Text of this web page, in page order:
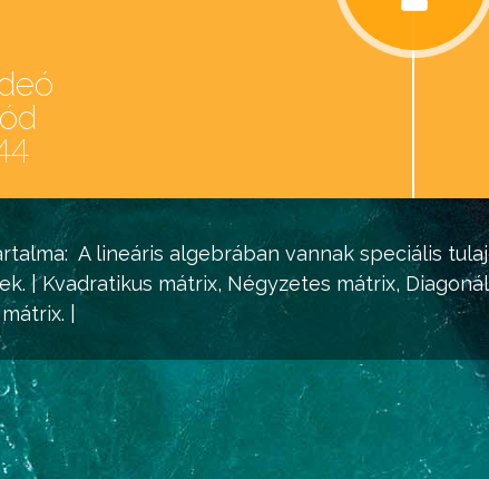
A lineáris algebrában vannak speciális
| Kvadratikus mátrix, Négyzetes mátrix,
mátrix. |